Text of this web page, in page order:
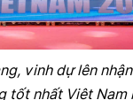
vinh dự lên
tốt nhất Việt Nam